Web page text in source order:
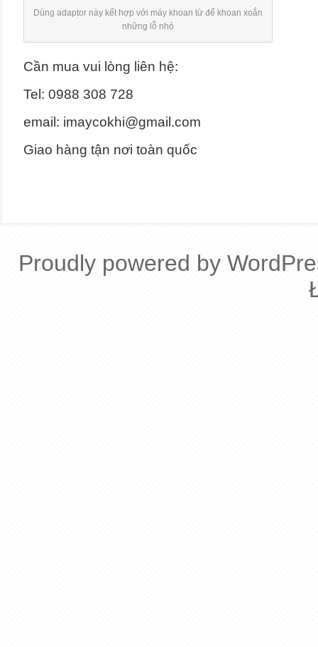
Dùng adaptor này kết hợp với máy khoan từ để khoan xoắn
những lỗ nhỏ
Cần mua vui lòng liên hệ:
Tel: 0988 308 728
email: imaycokhi@gmail.com
Giao hàng tận nơi toàn quốc
Proudly powered by